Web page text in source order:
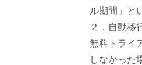
ル期間」と
２．自動移
無料トライ
しなかった